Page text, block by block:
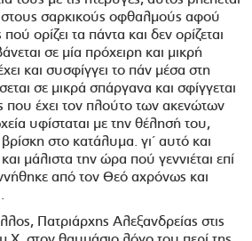
στους σαρκικούς οφθαλμούς αφού
ορίζει τα πάντα και δεν ορίζεται
σε μία πρόχειρη και μικρή
και συσφίγγει το πάν μέσα στη
σε μικρά σπάργανα και σφίγγεται
που έχει τον πλούτο των ακενώτων
υφίσταται με την θέλησή του,
στο κατάλυμα. γι΄ αυτό και
μάλιστα την ώρα πού γεννιέται επί
από τον Θεό αχρόνως και
Πατριάρχης Αλεξανδρείας στις